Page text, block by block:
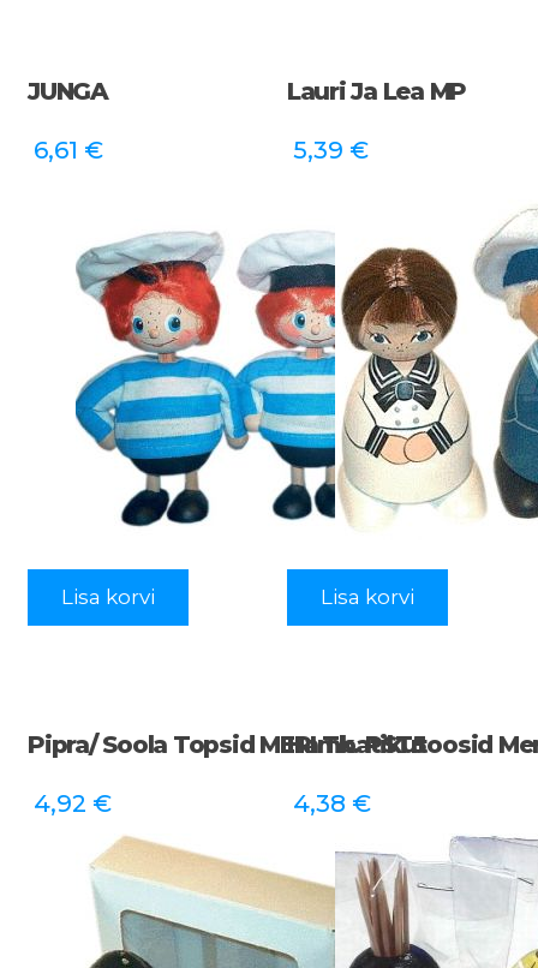
JUNGA
6,61 €
Lisa korvi
Lauri Ja Lea MP
5,39 €
Lisa korvi
Pipra/ Soola Topsid MERI Tk. PST5
4,92 €
Hambatikutoosid
4,38 €